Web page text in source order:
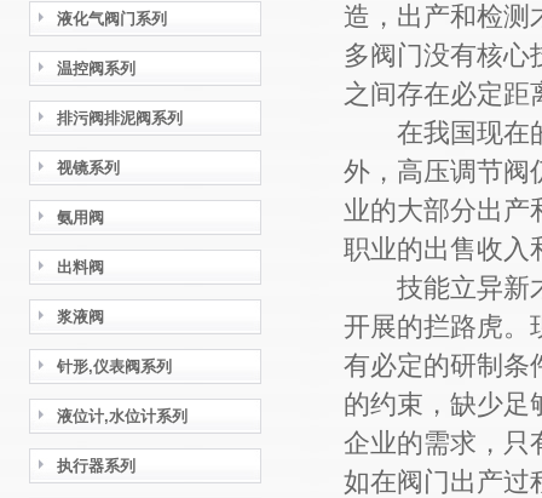
液化气阀门系列
温控阀系列
排污阀排泥阀系列
视镜系列
氨用阀
出料阀
浆液阀
针形,仪表阀系列
液位计,水位计系列
执行器系列
造，出产和检测
多阀门没有核心
之间存在必定距
在我国现在的
外，高压调节阀
业的大部分出产
职业的出售收入
技能立异新才
开展的拦路虎。
有必定的研制条
的约束，缺少足
企业的需求，只
如在阀门出产过